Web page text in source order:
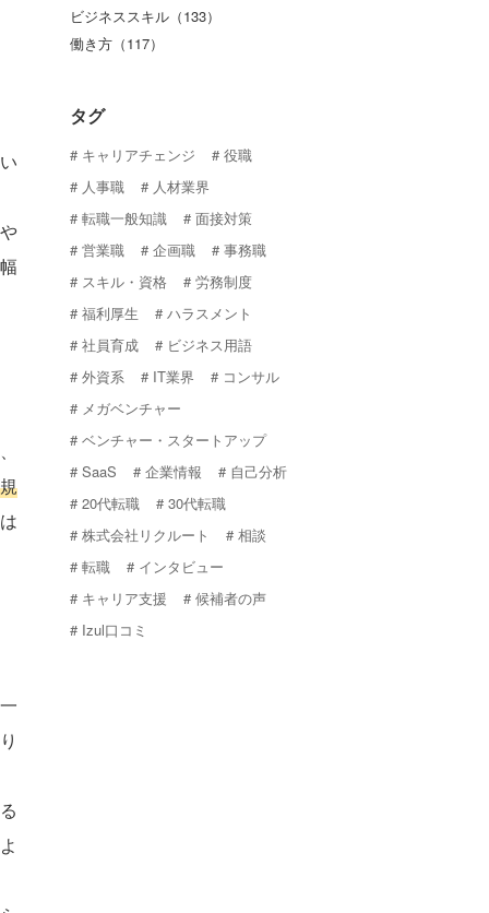
ビジネススキル（133）
働き方（117）
タグ
キャリアチェンジ
役職
人事職
人材業界
転職一般知識
面接対策
営業職
企画職
事務職
スキル・資格
労務制度
福利厚生
ハラスメント
社員育成
ビジネス用語
外資系
IT業界
コンサル
メガベンチャー
ベンチャー・スタートアップ
SaaS
企業情報
自己分析
20代転職
30代転職
株式会社リクルート
相談
転職
インタビュー
キャリア支援
候補者の声
Izul口コミ